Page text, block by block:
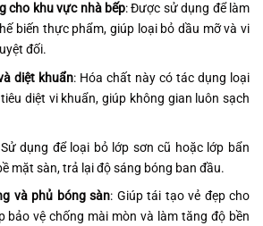
cho khu vực nhà bếp: Được sử dụng để làm
biến thực phẩm, giúp loại bỏ dầu mỡ và vi
đối.
diệt khuẩn: Hóa chất này có tác dụng loại
diệt vi khuẩn, giúp không gian luôn sạch
dụng để loại bỏ lớp sơn cũ hoặc lớp bẩn
mặt sàn, trả lại độ sáng bóng ban đầu.
và phủ bóng sàn: Giúp tái tạo vẻ đẹp cho
bảo vệ chống mài mòn và làm tăng độ bền